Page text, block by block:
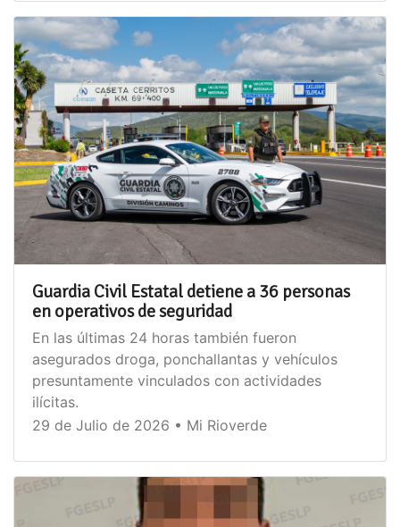
Guardia Civil Estatal detiene a 36 personas
en operativos de seguridad
En las últimas 24 horas también fueron
asegurados droga, ponchallantas y vehículos
presuntamente vinculados con actividades
ilícitas.
29 de Julio de 2026 • Mi Rioverde